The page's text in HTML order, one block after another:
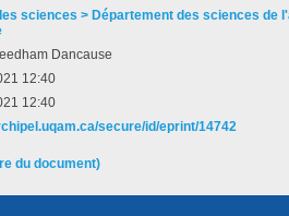
sciences > Département des sciences de
Dancause
12:40
12:40
secure/id/eprint/14742
du document)